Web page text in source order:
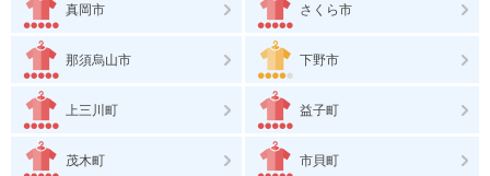
真岡市 さくら市
那須烏山市 下野市
上三川町 益子町
茂木町 市貝町